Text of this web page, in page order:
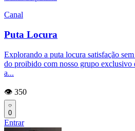
Canal
Puta Locura
Explorando a puta locura satisfação
do proibido com nosso grupo exclusivo
a...
👁️ 350
0
Entrar